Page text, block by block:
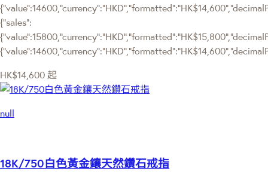
{"sales":
HK$14,600 起
null
18K/750白色黃金鑲天然鑽石戒指